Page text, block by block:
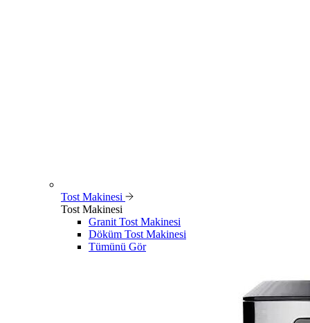
Tost Makinesi
Tost Makinesi
Granit Tost Makinesi
Döküm Tost Makinesi
Tümünü Gör